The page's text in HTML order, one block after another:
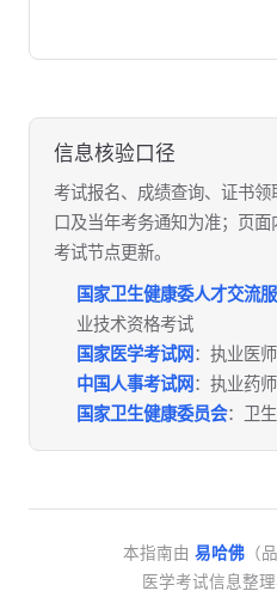
信息核验口径
考试报名、成绩查询、证书
口及当年考务通知为准；页
考试节点更新。
国家卫生健康委人才交流
业技术资格考试
国家医学考试网 ：执业医
中国人事考试网 ：执业药
国家卫生健康委员会：卫
本指南由 易哈佛 （
医学考试信息整